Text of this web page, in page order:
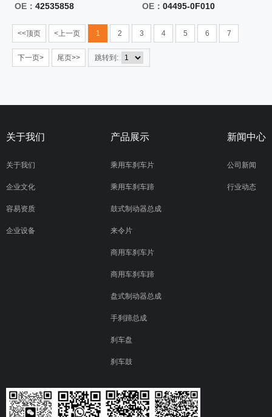
OE： 42535858
OE： 04495-0F010
<<顶页 <上一页 1 2 3 4 5 6 7
下一页> 尾页>> 跳转到:
关于我们
关于我们
企业文化
容易资质
企业设备
产品展示
乘用车刹车片
乘用车刹车蹄
鼓式制动器总成
来令片
商用车刹车片
商用车刹车蹄
盘式制动器总成
手刹蹄总成
刹车盘
刹车鼓
新闻中心
公司新闻
行业动态